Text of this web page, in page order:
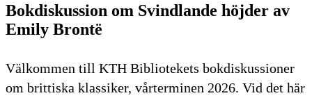
Bokdiskussion om Svindlande höjder av
Emily Brontë
Välkommen till KTH Bibliotekets bokdiskussioner
om brittiska klassiker, vårterminen 2026. Vid det här